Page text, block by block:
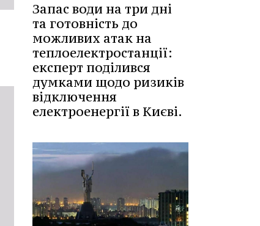
Запас води на три дні
та готовність до
можливих атак на
теплоелектростанції:
експерт поділився
думками щодо ризиків
відключення
електроенергії в Києві.